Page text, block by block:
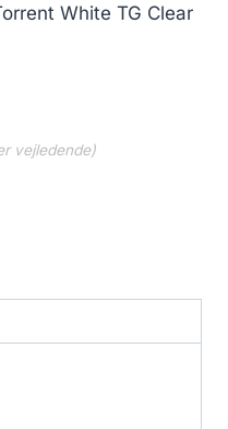
White TG Clear
vejledende)